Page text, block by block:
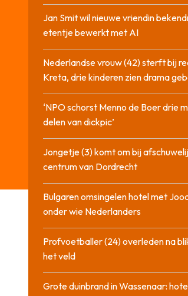
Jan Smit wil nieuwe vriendin
etentje bewerkt met AI
Nederlandse vrouw (42) sterft bij
Kreta, drie kinderen zien drama
‘NPO schorst Menno de Boer drie
delen van dickpic’
Jongetje (3) komt om bij
centrum van Dordrecht
Bulgaren omsingelen hotel met
onder wie Nederlanders
Profvoetballer (24) overleden na
het veld
Grote duinbrand in Wassenaar: